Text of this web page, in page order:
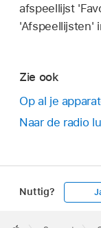
afspeellijst
'Afspeellijsten'
Zie ook
Op al je
Naar de radio
Nuttig?
Footer